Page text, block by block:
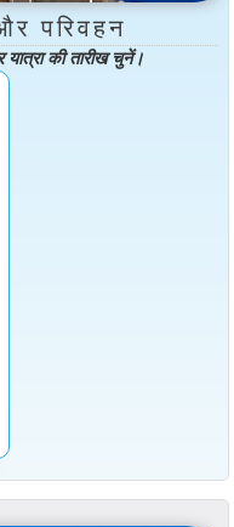
परिवहन
की तारीख चुनें।